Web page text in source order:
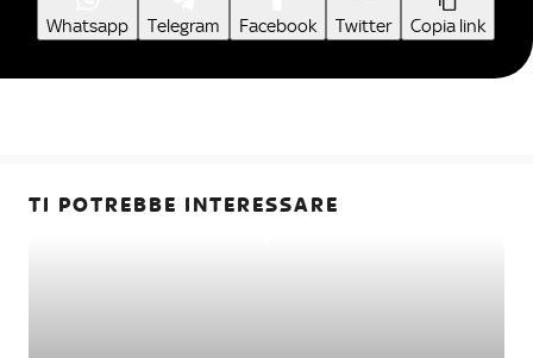
Whatsapp Telegram Facebook Twitter Copia link
TI POTREBBE INTERESSARE